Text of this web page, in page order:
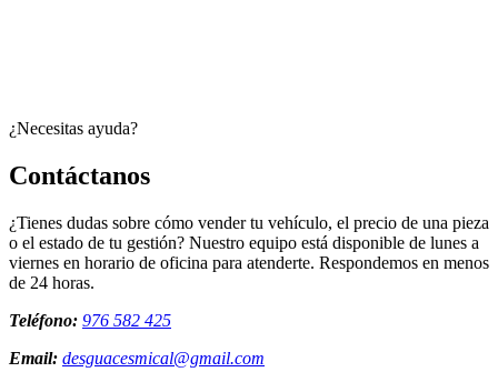
¿Necesitas ayuda?
Contáctanos
¿Tienes dudas sobre cómo vender tu vehículo, el precio de una pieza
o el estado de tu gestión? Nuestro equipo está disponible de lunes a
viernes en horario de oficina para atenderte. Respondemos en menos
de 24 horas.
Teléfono: 976 582 425
Email: desguacesmical@gmail.com